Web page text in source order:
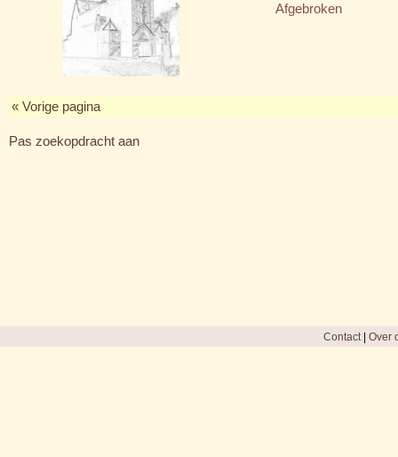
Afgebroken
« Vorige pagina
Pas zoekopdracht aan
Contact| Over